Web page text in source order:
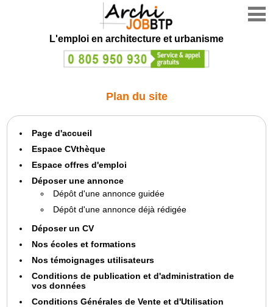
L'emploi en architecture et urbanisme
Plan du site
Page d'accueil
Espace CVthèque
Espace offres d'emploi
Déposer une annonce
Dépôt d'une annonce guidée
Dépôt d'une annonce déjà rédigée
Déposer un CV
Nos écoles et formations
Nos témoignages utilisateurs
Conditions de publication et d'administration de
vos données
Conditions Générales de Vente et d'Utilisation